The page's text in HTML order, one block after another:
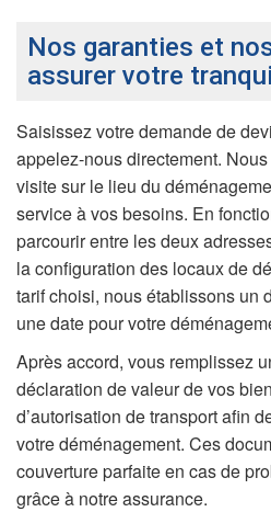
Nos garanties et
assurer votre
Saisissez votre demande de
appelez-nous directement.
visite sur le lieu du
service à vos besoins. En
parcourir entre les deux
la configuration des locaux de
tarif choisi, nous établissons un
une date pour votre
Après accord, vous remplissez
déclaration de valeur de vos
d’autorisation de transport afin
votre déménagement. Ces
couverture parfaite en cas de
grâce à notre assurance.